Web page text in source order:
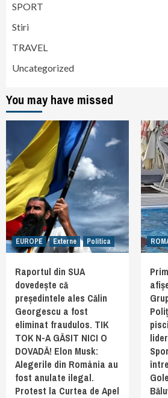
SPORT
Stiri
TRAVEL
Uncategorized
You may have missed
EUROPE Externe Politica
Raportul din SUA
dovedește că
președintele ales Călin
Georgescu a fost
eliminat fraudulos. TIK
TOK N-A GĂSIT NICI O
DOVADĂ! Elon Musk:
Alegerile din România au
fost anulate ilegal.
Protest la Curtea de Apel